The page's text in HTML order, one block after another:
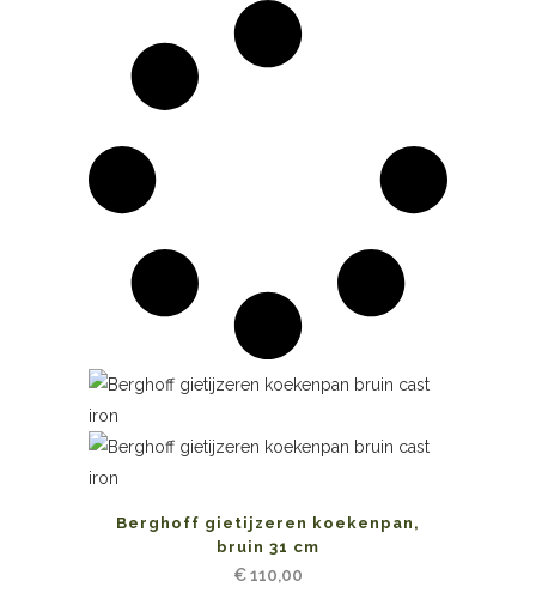
Berghoff gietijzeren koekenpan,
bruin 31 cm
€110,00